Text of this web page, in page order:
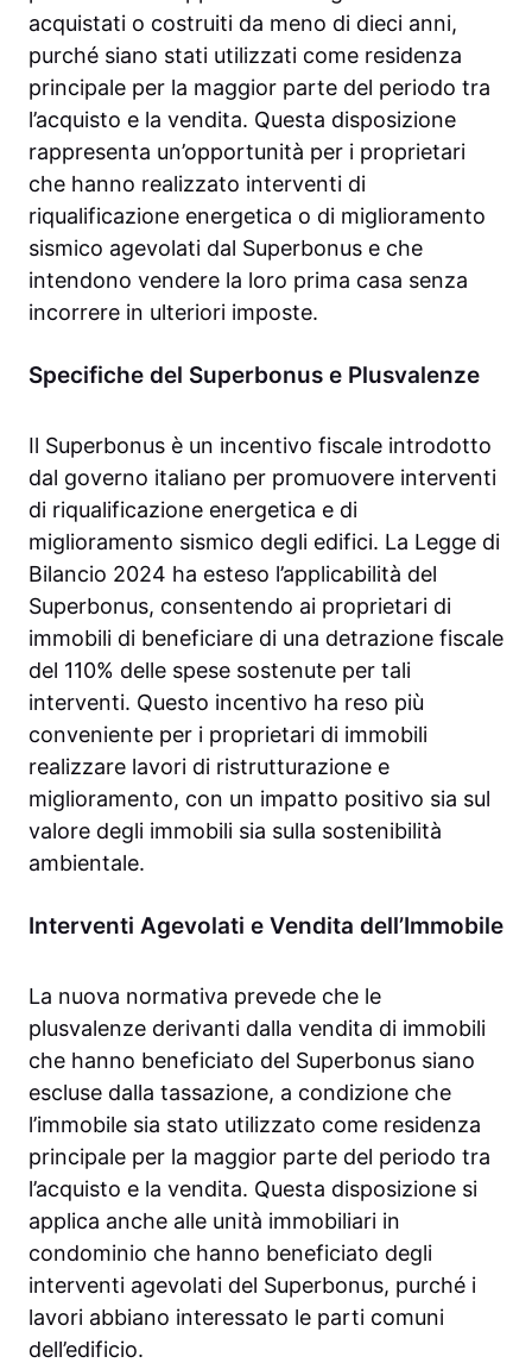
acquistati o costruiti da meno di dieci anni,
purché siano stati utilizzati come residenza
principale per la maggior parte del periodo tra
l’acquisto e la vendita. Questa disposizione
rappresenta un’opportunità per i proprietari
che hanno realizzato interventi di
riqualificazione energetica o di miglioramento
sismico agevolati dal Superbonus e che
intendono vendere la loro prima casa senza
incorrere in ulteriori imposte.
Specifiche del Superbonus e Plusvalenze
Il Superbonus è un incentivo fiscale introdotto
dal governo italiano per promuovere interventi
di riqualificazione energetica e di
miglioramento sismico degli edifici. La Legge di
Bilancio 2024 ha esteso l’applicabilità del
Superbonus, consentendo ai proprietari di
immobili di beneficiare di una detrazione fiscale
del 110% delle spese sostenute per tali
interventi. Questo incentivo ha reso più
conveniente per i proprietari di immobili
realizzare lavori di ristrutturazione e
miglioramento, con un impatto positivo sia sul
valore degli immobili sia sulla sostenibilità
ambientale.
Interventi Agevolati e Vendita dell’Immobile
La nuova normativa prevede che le
plusvalenze derivanti dalla vendita di immobili
che hanno beneficiato del Superbonus siano
escluse dalla tassazione, a condizione che
l’immobile sia stato utilizzato come residenza
principale per la maggior parte del periodo tra
l’acquisto e la vendita. Questa disposizione si
applica anche alle unità immobiliari in
condominio che hanno beneficiato degli
interventi agevolati del Superbonus, purché i
lavori abbiano interessato le parti comuni
dell’edificio.